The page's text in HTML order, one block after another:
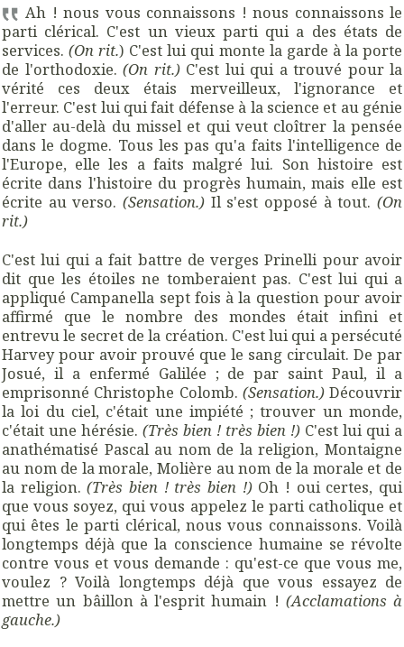
Ah ! nous vous connaissons ! nous connaissons le
parti clérical. C'est un vieux parti qui a des états de
services.(On rit.) C'est lui qui monte la garde à la porte
de l'orthodoxie. (On rit.)C'est lui qui a trouvé pour la
vérité ces deux étais merveilleux, l'ignorance et
l'erreur. C'est lui qui fait défense à la science et au génie
d'aller au-delà du missel et qui veut cloîtrer la pensée
dans le dogme. Tous les pas qu'a faits l'intelligence de
l'Europe, elle les a faits malgré lui. Son histoire est
écrite dans l'histoire du progrès humain, mais elle est
écrite au verso. (Sensation.) Il s'est opposé à tout. (On
rit.)
C'est lui qui a fait battre de verges Prinelli pour avoir
dit que les étoiles ne tomberaient pas. C'est lui qui a
appliqué Campanella sept fois à la question pour avoir
affirmé que le nombre des mondes était infini et
entrevu le secret de la création. C'est lui qui a persécuté
Harvey pour avoir prouvé que le sang circulait. De par
Josué, il a enfermé Galilée ; de par saint Paul, il a
emprisonné Christophe Colomb. (Sensation.)Découvrir
la loi du ciel, c'était une impiété ; trouver un monde,
c'était une hérésie. (Très bien ! très bien !) C'est lui qui a
anathématisé Pascal au nom de la religion, Montaigne
au nom de la morale, Molière au nom de la morale et de
la religion.(Très bien ! très bien !)Oh ! oui certes, qui
que vous soyez, qui vous appelez le parti catholique et
qui êtes le parti clérical, nous vous connaissons. Voilà
longtemps déjà que la conscience humaine se révolte
contre vous et vous demande : qu'est-ce que vous me,
voulez ? Voilà longtemps déjà que vous essayez de
mettre un bâillon à l'esprit humain ! (Acclamations à
gauche.)